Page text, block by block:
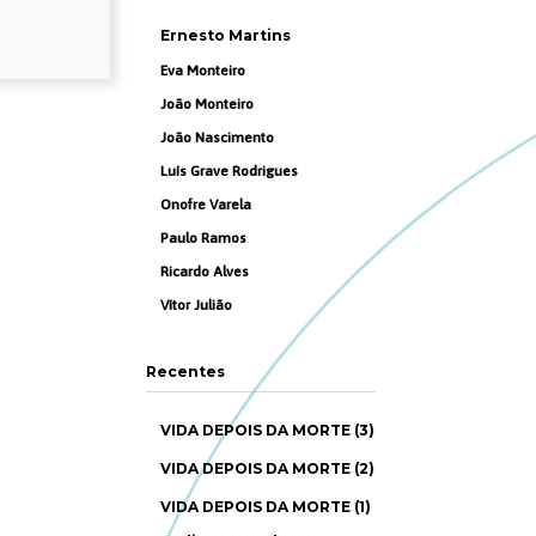
Ernesto Martins
Eva Monteiro
João Monteiro
João Nascimento
Luís Grave Rodrigues
Onofre Varela
Paulo Ramos
Ricardo Alves
Vítor Julião
Recentes
VIDA DEPOIS DA MORTE (3)
VIDA DEPOIS DA MORTE (2)
VIDA DEPOIS DA MORTE (1)